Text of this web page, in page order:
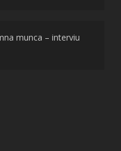
munca – interviu